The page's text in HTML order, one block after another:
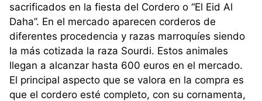
sacrificados en la fiesta del Cordero o “El Eid Al
Daha”. En el mercado aparecen corderos de
diferentes procedencia y razas marroquíes siendo
la más cotizada la raza Sourdi. Estos animales
llegan a alcanzar hasta 600 euros en el mercado.
El principal aspecto que se valora en la compra es
que el cordero esté completo, con su cornamenta,